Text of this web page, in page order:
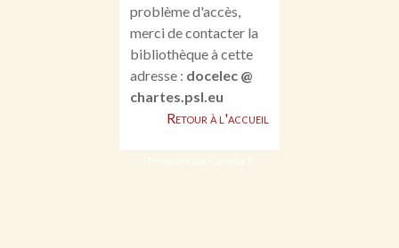
problème d'accès,
merci de contacter la
bibliothèque à cette
adresse : docelec @
chartes.psl.eu
Retour à l'accueil
Propulsé par Omeka S